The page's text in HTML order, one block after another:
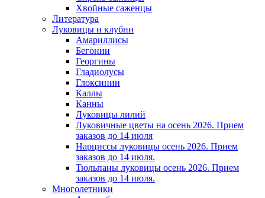
Хвойные саженцы
Литература
Луковицы и клубни
Амариллисы
Бегонии
Георгины
Гладиолусы
Глоксинии
Каллы
Канны
Луковицы лилий
Луковичные цветы на осень 2026. Прием
заказов до 14 июля
Нарциссы луковицы осень 2026. Прием
заказов до 14 июля.
Тюльпаны луковицы осень 2026. Прием
заказов до 14 июля.
Многолетники